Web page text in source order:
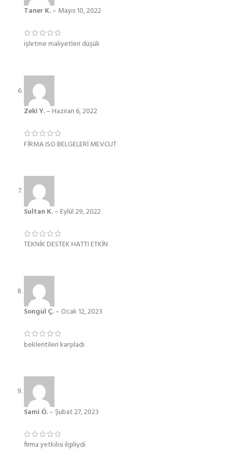
Taner K.– Mayıs 10, 2022
işletme maliyetleri düşük
Zeki Y.– Haziran 6, 2022
FİRMA ISO BELGELERİ MEVCUT
Sultan K.– Eylül 29, 2022
TEKNİK DESTEK HATTI ETKİN
Songül Ç.– Ocak 12, 2023
beklentileri karşıladı
Sami Ö.– Şubat 27, 2023
firma yetkilisi ilgiliydi